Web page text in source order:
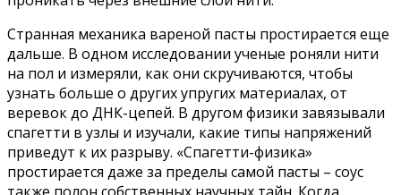
Странная механика вареной пасты простирается еще
дальше. В одном исследовании ученые роняли нити
на пол и измеряли, как они скручиваются, чтобы
узнать больше о других упругих материалах, от
веревок до ДНК-цепей. В другом физики завязывали
спагетти в узлы и изучали, какие типы напряжений
приведут к их разрыву. «Спагетти-физика»
простирается даже за пределы самой пасты – соус